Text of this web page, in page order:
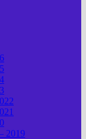
2019